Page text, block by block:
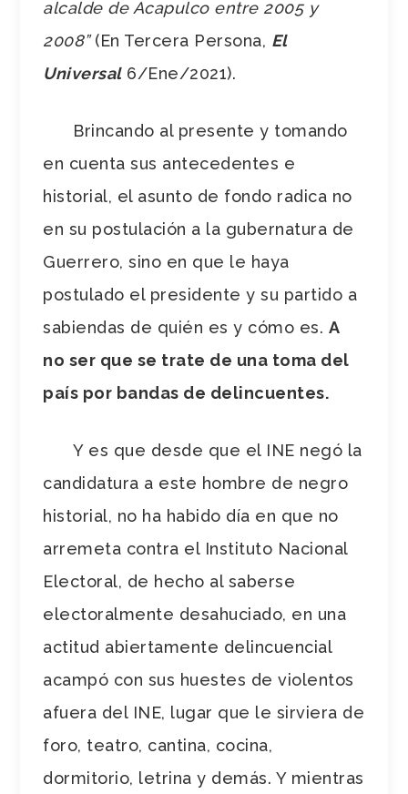
alcalde de Acapulco entre 2005 y
2008”(En Tercera Persona, El
Universal6/Ene/2021).
Brincando al presente y tomando
en cuenta sus antecedentes e
historial, el asunto de fondo radica no
en su postulación a la gubernatura de
Guerrero, sino en que le haya
postulado el presidente y su partido a
sabiendas de quién es y cómo es. A
no ser que se trate de una toma del
país por bandas de delincuentes.
Y es que desde que el INE negó la
candidatura a este hombre de negro
historial, no ha habido día en que no
arremeta contra el Instituto Nacional
Electoral, de hecho al saberse
electoralmente desahuciado, en una
actitud abiertamente delincuencial
acampó con sus huestes de violentos
afuera del INE, lugar que le sirviera de
foro, teatro, cantina, cocina,
dormitorio, letrina y demás. Y mientras